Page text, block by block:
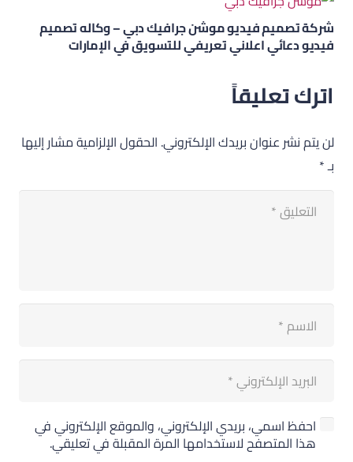
شركة تصميم فيديو موشن جرافيك دبي – وكاله تصميم
فيديو دعائي اعلاني تعريفي للتسويق في الإمارات
اترك تعليقاً
لن يتم نشر عنوان بريدك الإلكتروني. الحقول الإلزامية مشار إليها
بـ*
احفظ اسمي، بريدي الإلكتروني، والموقع الإلكتروني في
هذا المتصفح لاستخدامها المرة المقبلة في تعليقي.